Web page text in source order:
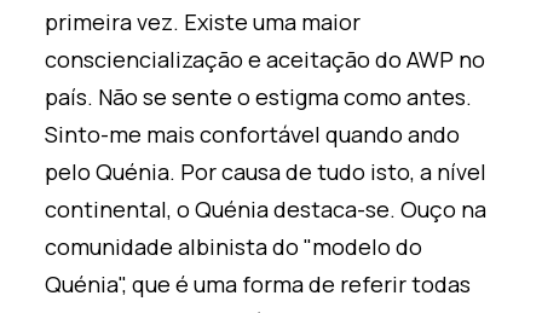
primeira vez. Existe uma maior
consciencialização e aceitação do AWP no
país. Não se sente o estigma como antes.
Sinto-me mais confortável quando ando
pelo Quénia. Por causa de tudo isto, a nível
continental, o Quénia destaca-se. Ouço na
comunidade albinista do "modelo do
Quénia", que é uma forma de referir todas